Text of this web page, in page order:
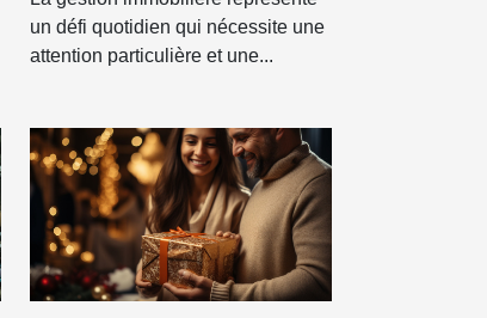
immobilière
un défi quotidien qui nécessite une
attention particulière et une...